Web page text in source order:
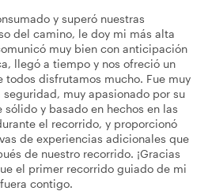
y superó nuestras
del camino, le doy mi más alta
muy bien con anticipación
llegó a tiempo y nos ofreció un
todos disfrutamos mucho. Fue muy
muy apasionado por su
y basado en hechos en las
el recorrido, y proporcionó
de experiencias adicionales que
de nuestro recorrido. ¡Gracias
el primer recorrido guiado de mi
contigo.